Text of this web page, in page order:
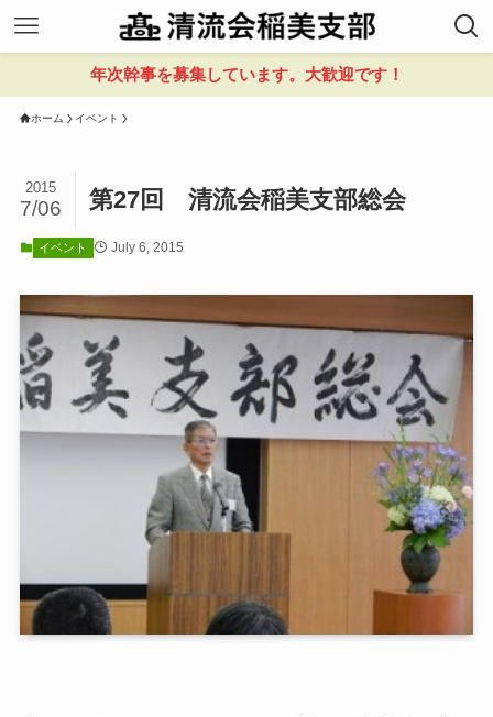
年次幹事を募集しています。大歓迎です！
ホーム イベント
第27回 清流会稲美支部総会
2015
7/06
イベント July 6, 2015